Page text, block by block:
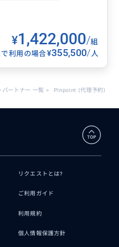
¥1,422,000/組
利用の場合¥355,500/人
パートナー 一覧 > Pinpoint (代理予約)
リクエストとは?
ご利用ガイド
利用規約
個人情報保護方針